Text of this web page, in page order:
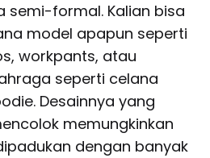
semi-formal. Kalian bisa
model apapun seperti
workpants, atau
seperti celana
Desainnya yang
memungkinkan
dengan banyak